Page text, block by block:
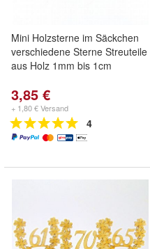
Mini Holzsterne im Säckchen
verschiedene Sterne Streuteile
aus Holz 1mm bis 1cm
3,85 €
+ 1,80 € Versand
4